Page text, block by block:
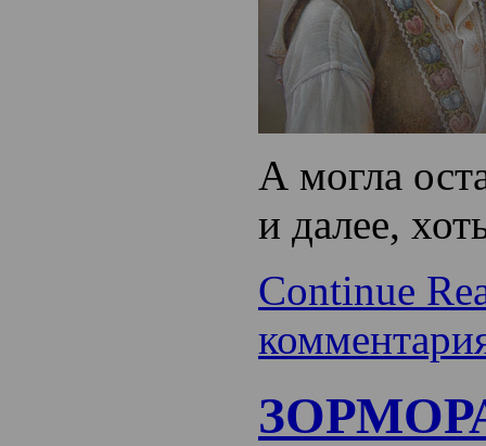
А могла
и далее,
Continue